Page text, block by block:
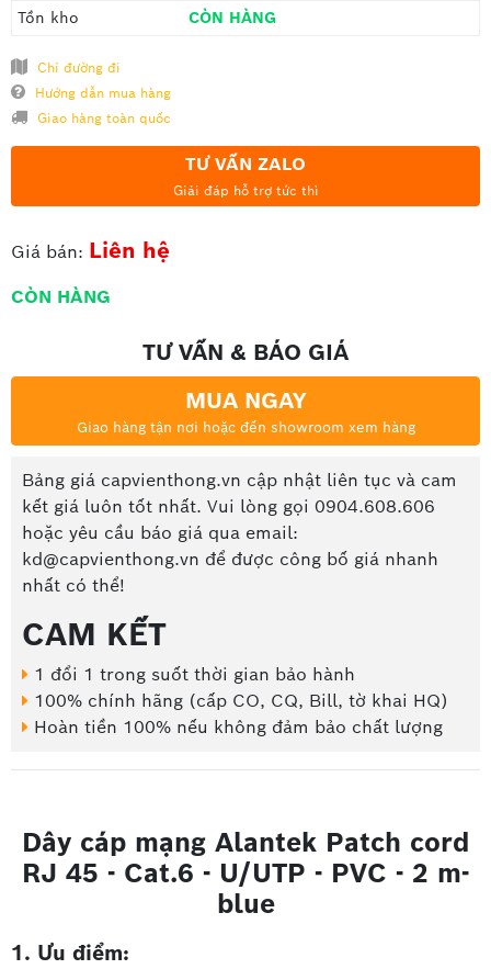
Tồn kho
CÒN HÀNG
Chỉ đường đi
Hướng dẫn mua hàng
Giao hàng toàn quốc
TƯ VẤN ZALO
Giải đáp hỗ trợ tức thì
Giá bán: Liên hệ
CÒN HÀNG
TƯ VẤN & BÁO GIÁ
MUA NGAY
Giao hàng tận nơi hoặc đến showroom xem hàng
Bảng giá capvienthong.vn cập nhật liên tục và cam
kết giá luôn tốt nhất. Vui lòng gọi 0904.608.606
hoặc yêu cầu báo giá qua email:
kd@capvienthong.vn để được công bố giá nhanh
nhất có thể!
CAM KẾT
1 đổi 1 trong suốt thời gian bảo hành
100% chính hãng (cấp CO, CQ, Bill, tờ khai HQ)
Hoàn tiền 100% nếu không đảm bảo chất lượng
Dây cáp mạng Alantek Patch cord
RJ 45 - Cat.6 - U/UTP - PVC - 2 m-
blue
1. Ưu điểm: